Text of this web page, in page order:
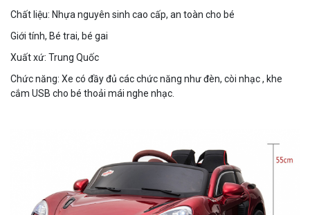
Chất liệu: Nhựa nguyên sinh cao cấp, an toàn cho bé
Giới tính, Bé trai, bé gai
Xuất xứ: Trung Quốc
Chức năng: Xe có đầy đủ các chức năng như đèn, còi nhạc , khe
cắm USB cho bé thoải mái nghe nhạc.